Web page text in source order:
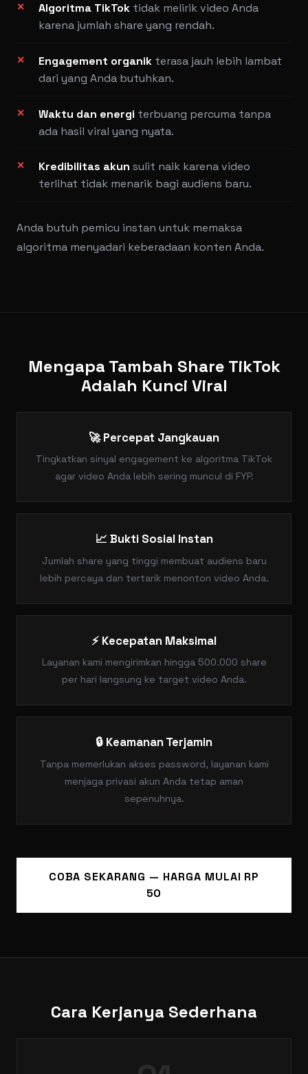
Algoritma TikTok tidak melirik video Anda
karena jumlah share yang rendah.
Engagement organik terasa jauh lebih lambat
dari yang Anda butuhkan.
Waktu dan energi terbuang percuma tanpa
ada hasil viral yang nyata.
Kredibilitas akun sulit naik karena video
terlihat tidak menarik bagi audiens baru.
Anda butuh pemicu instan untuk memaksa
algoritma menyadari keberadaan konten Anda.
Mengapa Tambah Share TikTok
Adalah Kunci Viral
🚀 Percepat Jangkauan
Tingkatkan sinyal engagement ke algoritma TikTok
agar video Anda lebih sering muncul di FYP.
📈 Bukti Sosial Instan
Jumlah share yang tinggi membuat audiens baru
lebih percaya dan tertarik menonton video Anda.
⚡ Kecepatan Maksimal
Layanan kami mengirimkan hingga 500.000 share
per hari langsung ke target video Anda.
🔒 Keamanan Terjamin
Tanpa memerlukan akses password, layanan kami
menjaga privasi akun Anda tetap aman
sepenuhnya.
COBA SEKARANG — HARGA MULAI RP
50
Cara Kerjanya Sederhana